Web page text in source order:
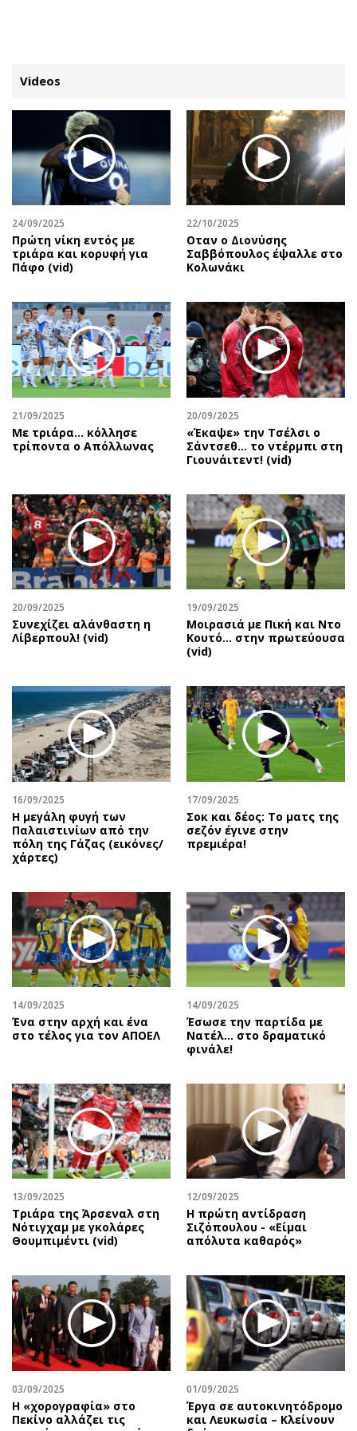
ΚΑΤΗΓΟΡΙΕΣ ΣΥΝΔΕΣΗ
Κύπρος
Παιδεία
Υγεία
Πολιτική
Βουλευτικές 2026
Προεδρικές 2023
Δημοσκοπήσεις
Διπλωματία
Αθλητισμός
Κύπρος
Ελλάδα
Διεθνή
Οικονομία
Real Estate
Επιχειρήσεις
Αγορές
Money Review
AstroBank Properties
Ναυτιλία
Περιβάλλον
Ελλάδα
Κόσμος
Πολιτισμός
Σινεμά
Θέατρο-Χορός
Εικαστικά
Βιβλίο
Χειρόγραφα
Απόψεις
Αρθρογραφία
The Hill
Υγεία
Αγγελίες
Πωλούνται
Ζητούν εργασία
Θέσεις εργασίας
Geek
Νέα
Κινητά-tablets
Social
Αυτοκίνηση
Πολιτική
Οικονομία
Γενικά
Αναδρομές
Πρόσωπα
Περιβάλλον
Good Life
Showbiz
Ταξίδια
Συνταγές
Εκπομπές
Wine routes
Προσφορές
Προσωπικότητες στην ''Κ''
Επιστολές
Videos
24/09/2025
Πρώτη νίκη εντός με
τριάρα και κορυφή για
Πάφο (vid)
22/10/2025
Οταν ο Διονύσης
Σαββόπουλος έψαλλε στο
Κολωνάκι
21/09/2025
Με τριάρα... κόλλησε
τρίποντα ο Απόλλωνας
20/09/2025
«Έκαψε» την Τσέλσι ο
Σάντσεθ... το ντέρμπι στη
Γιουνάιτεντ! (vid)
20/09/2025
Συνεχίζει αλάνθαστη η
Λίβερπουλ! (vid)
19/09/2025
Μοιρασιά με Πική και Ντο
Κουτό… στην πρωτεύουσα
(vid)
16/09/2025
Η μεγάλη φυγή των
Παλαιστινίων από την
πόλη της Γάζας (εικόνες/
χάρτες)
17/09/2025
Σοκ και δέος: Το ματς της
σεζόν έγινε στην
πρεμιέρα!
14/09/2025
Ένα στην αρχή και ένα
στο τέλος για τον ΑΠΟΕΛ
14/09/2025
Έσωσε την παρτίδα με
Νατέλ… στο δραματικό
φινάλε!
13/09/2025
Τριάρα της Άρσεναλ στη
Νότιγχαμ με γκολάρες
Θουμπιμέντι (vid)
12/09/2025
Η πρώτη αντίδραση
Σιζόπουλoυ - «Είμαι
απόλυτα καθαρός»
03/09/2025
Η «χορογραφία» στο
Πεκίνο αλλάζει τις
01/09/2025
Έργα σε αυτοκινητόδρομο
και Λευκωσία – Κλείνουν